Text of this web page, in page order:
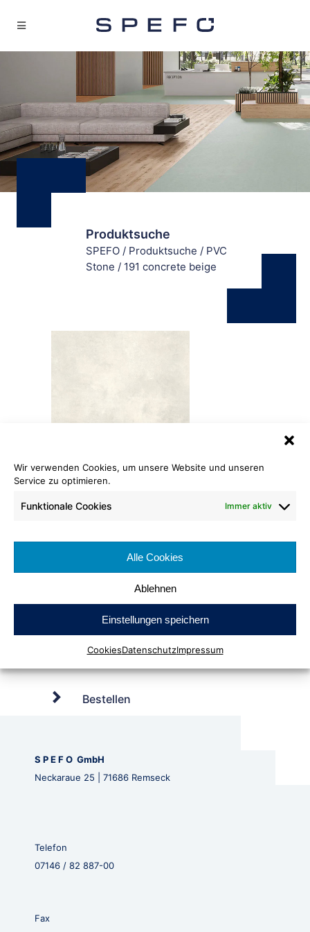
Wir verwenden Cookies, um unsere Website und unseren
Service zu optimieren.
Funktionale Cookies Immer aktiv
Alle Cookies
Ablehnen
Einstellungen speichern
CookiesDatenschutzImpressum
Produktsuche
SPEFO / Produktsuche / PVC
Stone / 191 concrete beige
Brennverhalten: Cfl-s1
Bestellen
PVC Stone
S P E F O GmbH
Neckaraue 25 | 71686 Remseck
Telefon
07146 / 82 887-00
Fax